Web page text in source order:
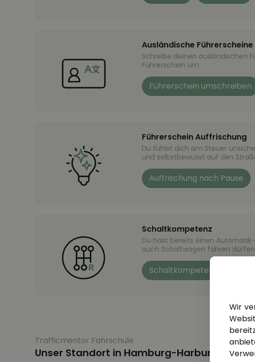
Ausländische Führerscheine
Schreibe deinen ausländischen
Führerschein um.
Führerschein umschreiben
Führerschein Auffrischung
Du fühlst dich am Steuer
und selbstbewusst auf den
Auffrischung nach Pause
Schaltkompetenz
Du hast bereits einen
auch Schaltwagen fahren
Schaltkompetenz
Trafficmentor Fahrschule
Unser Standort in Hamburg-Harburg
Wir